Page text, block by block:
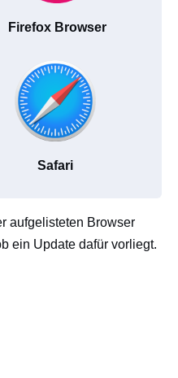
Firefox Browser
Safari
aufgelisteten Browser
ein Update dafür vorliegt.